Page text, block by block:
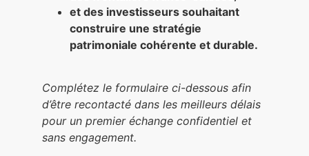
et des investisseurs souhaitant
construire une stratégie
patrimoniale cohérente et durable.
Complétez le formulaire ci-dessous afin
d’être recontacté dans les meilleurs délais
pour un premier échange confidentiel et
sans engagement.